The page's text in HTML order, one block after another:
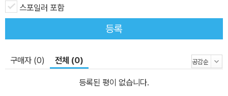
스포일러 포함
등록
구매자 (0) 전체 (0)
등록된 평이 없습니다.